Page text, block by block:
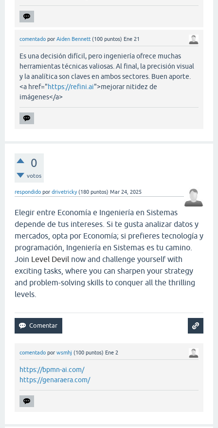
comentado por Aiden Bennett (100 puntos) Ene 21
Es una decisión difícil, pero ingeniería ofrece muchas
herramientas técnicas valiosas. Al final, la precisión visual
y la analítica son claves en ambos sectores. Buen aporte.
<a href="https://refini.ai">mejorar nitidez de
imágenes</a>
0
votos
respondido por drivetricky (180 puntos) Mar 24, 2025
Elegir entre Economía e Ingeniería en Sistemas
depende de tus intereses. Si te gusta analizar datos y
mercados, opta por Economía; si prefieres tecnología y
programación, Ingeniería en Sistemas es tu camino.
Join Level Devil now and challenge yourself with
exciting tasks, where you can sharpen your strategy
and problem-solving skills to conquer all the thrilling
levels.
comentado por wsmhj (100 puntos) Ene 2
https://bpmn-ai.com/
https://genaraera.com/